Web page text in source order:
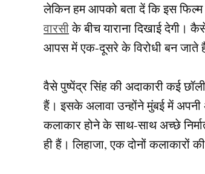
लेकिन हम आपको बता दें कि इस
वारसीके बीच याराना दिखाई
आपस में एक-दूसरे के विरोधी बन जाते
वैसे पुष्पेंद्र सिंह की अदाकारी कई
हैं। इसके अलावा उन्होंने मुंबई में
कलाकार होने के साथ-साथ अच्छे
ही हैं। लिहाजा, एक दोनों कलाकारों